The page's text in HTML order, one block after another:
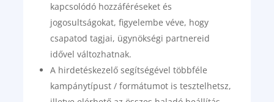
kapcsolódó hozzáféréseket és
jogosultságokat, figyelembe véve, hogy
csapatod tagjai, ügynökségi partnereid
idővel változhatnak.
A hirdetéskezelő segítségével többféle
kampánytípust / formátumot is tesztelhetsz,